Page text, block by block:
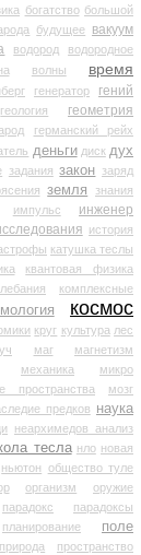
богатство большой
будущее вакуум
водород
водородное
волны
время
генератор гений
геология
геометрия
германский рейх
деньги диск дух
задания закон заряд
земля
знания
импульс инженер
история
катушка теслы
квантовая физика
комплексные
космос
круг культура лес
маг магнетизм
механика
микро
пространства
мозг
предков наука
неархимедов анализ
тесла нло новая
ньютон общество туле
организм
оружие
парадокс
парадоксы
планирование
поле
природа
пространство